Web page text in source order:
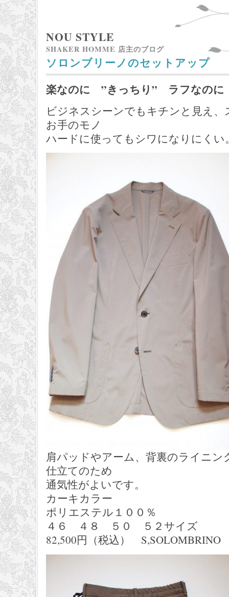
NOU STYLE
SHAKER HOMME 店主のブログ
ソロンブリーノのセットアップ
楽なのに ”きっちり” ラフなの
ビジネスシーンでもキチンと見え
お手のモノ
ハードに使ってもシワになりにく
肩パッドやアーム、背裏のライニ
仕立てのため
通気性がよいです。
カーキカラー
ポリエステル１００％
４６ ４８ ５０ ５２サイズ
82,500円（税込） S,SOLOMBRINO